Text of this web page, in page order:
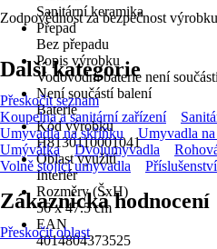
Sanitární keramika
Přepad
Bez přepadu
Popis výrobku
Vodovodní baterie není
Není součástí balení
Baterie
Kód výrobku
H8130110001041
Oblast využití
Interiér
Rozměry (ŠxH)
56 x 47.5 cm
EAN
4014804373525
Zodpovědnost za bezpečnost
Další kategorie
Přeskočit seznam
Koupelna a sanitární zařízení
Umyvadla na skříňku
Umyvadla na
Umývátka
Dvojumyvadla
Volně stojící umyvadla
Zákaznická hodnocení
Přeskočit oblast